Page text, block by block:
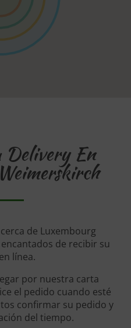
Delivery En
de Luxembourg
de recibir su
línea.
por nuestra carta
el pedido cuando esté
confirmar su pedido y
del tiempo.